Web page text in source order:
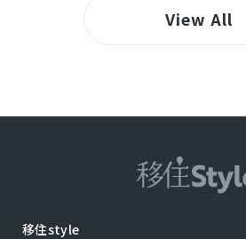
View All
移住style